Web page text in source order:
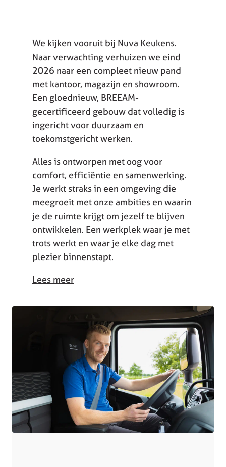
We kijken vooruit bij Nuva Keukens.
Naar verwachting verhuizen we eind
2026 naar een compleet nieuw pand
met kantoor, magazijn en showroom.
Een gloednieuw, BREEAM-
gecertificeerd gebouw dat volledig is
ingericht voor duurzaam en
toekomstgericht werken.
Alles is ontworpen met oog voor
comfort, efficiëntie en samenwerking.
Je werkt straks in een omgeving die
meegroeit met onze ambities en waarin
je de ruimte krijgt om jezelf te blijven
ontwikkelen. Een werkplek waar je met
trots werkt en waar je elke dag met
plezier binnenstapt.
Lees meer